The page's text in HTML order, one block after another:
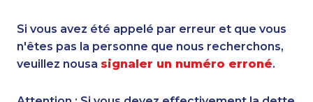
Si vous avez été appelé par erreur et que vous
n'êtes pas la personne que nous recherchons,
veuillez nousa signaler un numéro erroné.